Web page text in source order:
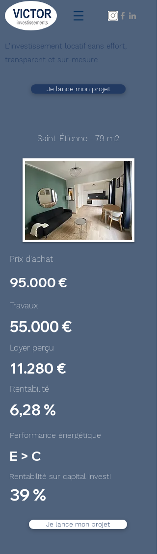
L'investissement locatif sans effort,
transparent et sur-mesure
Je lance mon projet
Saint-Étienne - 79 m2
Prix d'achat
95.000 €
Travaux
55.000 €
Loyer perçu
11.280 €
Rentabilité
6,28 %
Performance énergétique
E > C
Rentabilité sur capital investi
39 %
Je lance mon projet